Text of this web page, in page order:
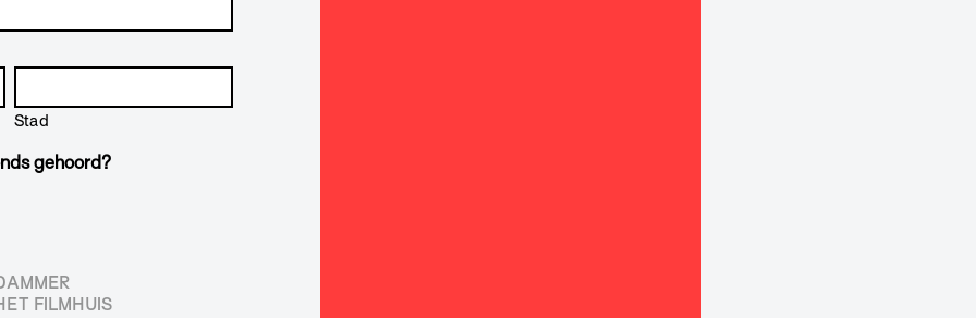
Stad
gehoord?
FILMHUIS